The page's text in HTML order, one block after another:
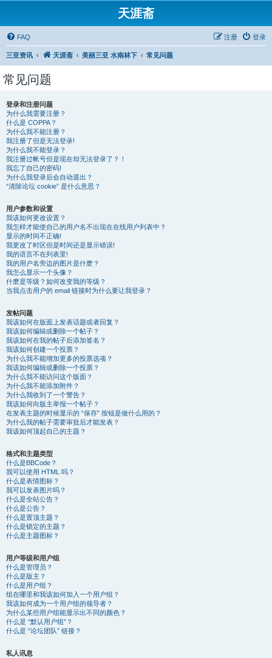
天涯斋
FAQ 登录
注册
三亚资讯 天涯斋 美丽三亚 水南林下 常见问题
常见问题
登录和注册问题
为什么我需要注册？
什么是 COPPA？
为什么我不能注册？
我注册了但是无法登录!
为什么我不能登录？
我注册过帐号但是现在却无法登录了？！
我忘了自己的密码!
为什么我登录后会自动退出？
“清除论坛 cookie” 是什么意思？
用户参数和设置
我该如何更改设置？
我怎样才能使自己的用户名不出现在在线用户列表中？
显示的时间不正确!
我更改了时区但是时间还是显示错误!
我的语言不在列表里!
我的用户名旁边的图片是什麽？
我怎么显示一个头像？
什麽是等级？如何改变我的等级？
当我点击用户的 email 链接时为什么要让我登录？
发帖问题
我该如何在版面上发表话题或者回复？
我该如何编辑或删除一个帖子？
我该如何在我的帖子后添加签名？
我该如何创建一个投票？
为什么我不能增加更多的投票选项？
我该如何编辑或删除一个投票？
为什么我不能访问这个版面？
为什么我不能添加附件？
为什么我收到了一个警告？
我该如何向版主举报一个帖子？
在发表主题的时候显示的 “保存” 按钮是做什么用的？
为什么我的帖子需要审批后才能发表？
我该如何顶起自己的主题？
格式和主题类型
什么是BBCode？
我可以使用 HTML 吗？
什么是表情图标？
我可以发表图片吗？
什么是全站公告？
什么是公告？
什么是置顶主题？
什么是锁定的主题？
什么是主题图标？
用户等级和用户组
什么是管理员？
什么是版主？
什么是用户组？
组在哪里和我该如何加入一个用户组？
我该如何成为一个用户组的领导者？
为什么某些用户组能显示出不同的颜色？
什么是 “默认用户组”？
什么是 “论坛团队” 链接？
私人讯息